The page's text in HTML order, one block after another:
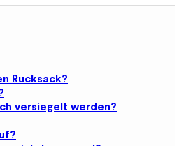
Rucksack?
versiegelt werden?